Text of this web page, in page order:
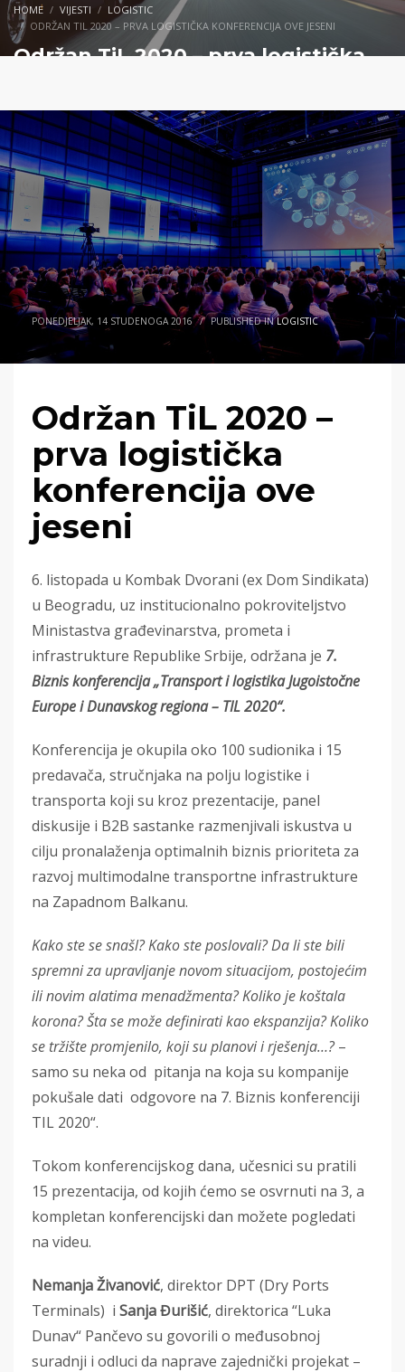
HOME VIJESTI
LOGISTIC
ODRŽAN TIL 2020 – PRVA LOGISTIČKA KONFERENCIJA OVE JESENI
Održan TiL 2020 – prva logistička
PONEDJELJAK, 14 STUDENOGA 2016 / PUBLISHED INLOGISTIC
Održan TiL 2020 –
prva logistička
konferencija ove
jeseni
6. listopada u Kombak Dvorani (ex Dom Sindikata)
u Beogradu, uz institucionalno pokroviteljstvo
Ministastva građevinarstva, prometa i
infrastrukture Republike Srbije, održana je 7.
Biznis konferencija „Transport i logistika Jugoistočne
Europe i Dunavskog regiona – TIL 2020“.
Konferencija je okupila oko 100 sudionika i 15
predavača, stručnjaka na polju logistike i
transporta koji su kroz prezentacije, panel
diskusije i B2B sastanke razmenjivali iskustva u
cilju pronalaženja optimalnih biznis prioriteta za
razvoj multimodalne transportne infrastrukture
na Zapadnom Balkanu.
Kako ste se snašl? Kako ste poslovali? Da li ste bili
spremni za upravljanje novom situacijom, postojećim
ili novim alatima menadžmenta? Koliko je koštala
korona? Šta se može definirati kao ekspanzija? Koliko
se tržište promjenilo, koji su planovi i rješenja…?–
samo su neka od pitanja na koja su kompanije
pokušale dati odgovore na 7. Biznis konferenciji
TIL 2020“.
Tokom konferencijskog dana, učesnici su pratili
15 prezentacija, od kojih ćemo se osvrnuti na 3, a
kompletan konferencijski dan možete pogledati
na videu.
Nemanja Živanović, direktor DPT (Dry Ports
Terminals) i Sanja Đurišić, direktorica “Luka
Dunav“ Pančevo su govorili o međusobnoj
suradnji i odluci da naprave zajednički projekat –